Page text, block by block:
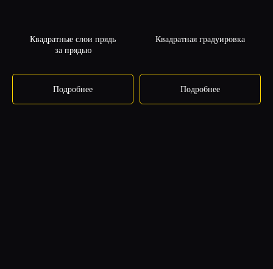
Квадратные слои прядь
за прядью
Подробнее
Квадратная градуировка
Подробнее